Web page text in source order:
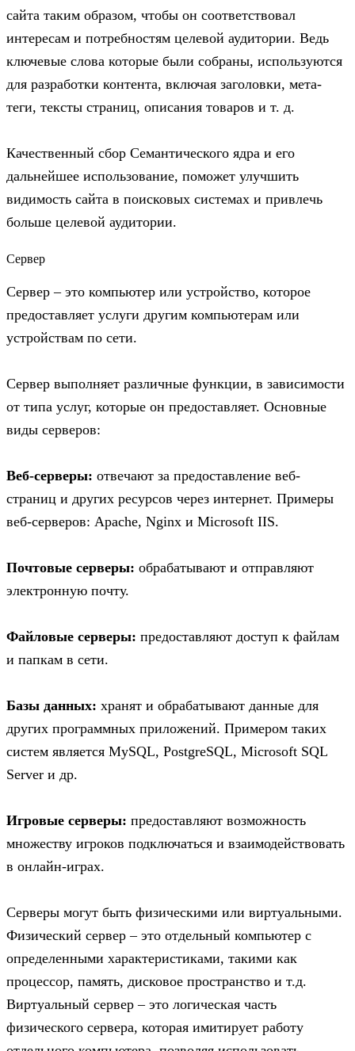
сайта таким образом, чтобы он соответствовал
интересам и потребностям целевой аудитории. Ведь
ключевые слова которые были собраны, используются
для разработки контента, включая заголовки, мета-
теги, тексты страниц, описания товаров и т. д.
Качественный сбор Семантического ядра и его
дальнейшее использование, поможет улучшить
видимость сайта в поисковых системах и привлечь
больше целевой аудитории.
Сервер
Сервер – это компьютер или устройство, которое
предоставляет услуги другим компьютерам или
устройствам по сети.
Сервер выполняет различные функции, в зависимости
от типа услуг, которые он предоставляет. Основные
виды серверов:
Веб-серверы: отвечают за предоставление веб-
страниц и других ресурсов через интернет. Примеры
веб-серверов: Apache, Nginx и Microsoft IIS.
Почтовые серверы: обрабатывают и отправляют
электронную почту.
Файловые серверы: предоставляют доступ к файлам
и папкам в сети.
Базы данных: хранят и обрабатывают данные для
других программных приложений. Примером таких
систем является MySQL, PostgreSQL, Microsoft SQL
Server и др.
Игровые серверы: предоставляют возможность
множеству игроков подключаться и взаимодействовать
в онлайн-играх.
Серверы могут быть физическими или виртуальными.
Физический сервер – это отдельный компьютер с
определенными характеристиками, такими как
процессор, память, дисковое пространство и т.д.
Виртуальный сервер – это логическая часть
физического сервера, которая имитирует работу